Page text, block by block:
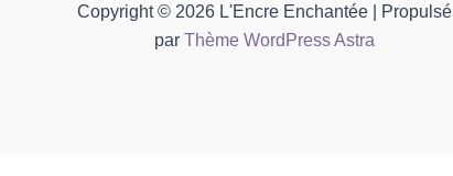
Copyright © 2026 L'Encre Enchantée | Propulsé
par Thème WordPress Astra